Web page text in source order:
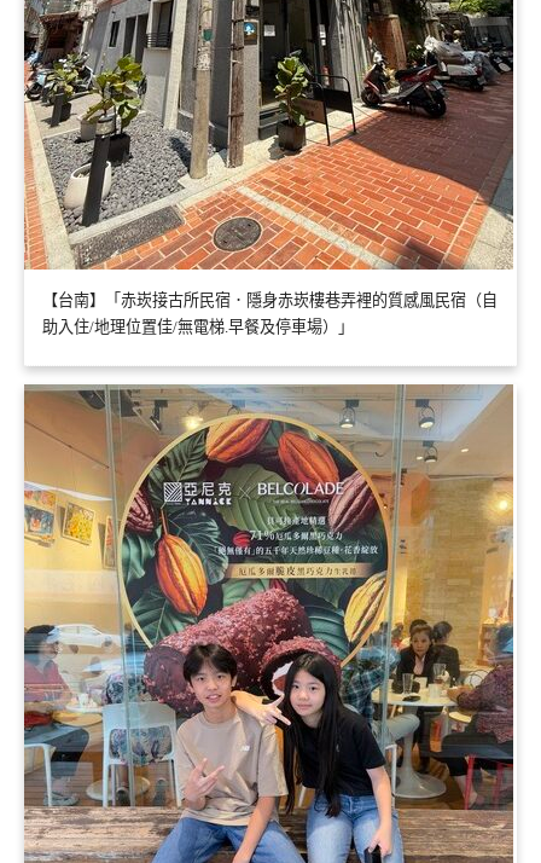
【台南】「赤崁接古所民宿．隱身赤崁樓巷弄裡的質感風民宿（自
助入住/地理位置佳/無電梯.早餐及停車場）」